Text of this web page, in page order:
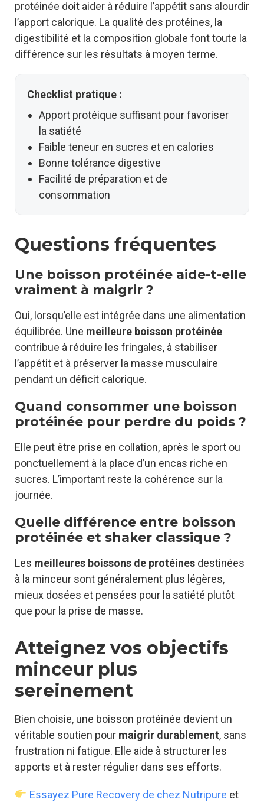
protéinée doit aider à réduire l’appétit sans alourdir
l’apport calorique. La qualité des protéines, la
digestibilité et la composition globale font toute la
différence sur les résultats à moyen terme.
Checklist pratique :
Apport protéique suffisant pour favoriser
la satiété
Faible teneur en sucres et en calories
Bonne tolérance digestive
Facilité de préparation et de
consommation
Questions fréquentes
Une boisson protéinée aide-t-elle
vraiment à maigrir ?
Oui, lorsqu’elle est intégrée dans une alimentation
équilibrée. Une meilleure boisson protéinée
contribue à réduire les fringales, à stabiliser
l’appétit et à préserver la masse musculaire
pendant un déficit calorique.
Quand consommer une boisson
protéinée pour perdre du poids ?
Elle peut être prise en collation, après le sport ou
ponctuellement à la place d’un encas riche en
sucres. L’important reste la cohérence sur la
journée.
Quelle différence entre boisson
protéinée et shaker classique ?
Les meilleures boissons de protéines destinées
à la minceur sont généralement plus légères,
mieux dosées et pensées pour la satiété plutôt
que pour la prise de masse.
Atteignez vos objectifs
minceur plus
sereinement
Bien choisie, une boisson protéinée devient un
véritable soutien pour maigrir durablement, sans
frustration ni fatigue. Elle aide à structurer les
apports et à rester régulier dans ses efforts.
Essayez Pure Recovery de chez Nutripure et